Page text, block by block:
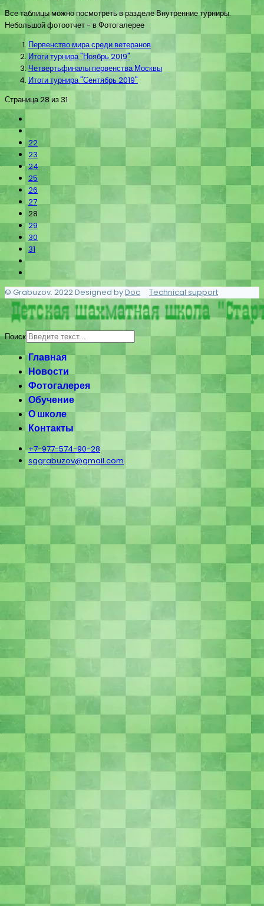
Все таблицы можно посмотреть в разделе Внутренние турниры.
Небольшой фотоотчет - в Фотогалерее
Первенство мира среди ветеранов
Итоги турнира "Ноябрь 2019"
Четвертьфиналы первенства Москвы
Итоги турнира "Сентябрь 2019"
Страница 28 из 31
22
23
24
25
26
27
28
29
30
31
© Grabuzov. 2022 Designed byDoc Technical support
Поиск
Главная
Новости
Фотогалерея
Обучение
О школе
Контакты
+7-977-574-90-28
sggrabuzov@gmail.com